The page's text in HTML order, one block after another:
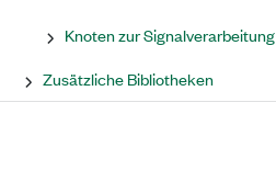
Knoten zur Signalverarbeitung
Zusätzliche Bibliotheken